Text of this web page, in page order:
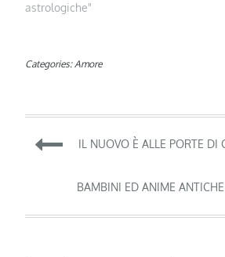
astrologiche"
Categories:Amore
Navigazione
articoli
IL NUOVO È ALLE PORTE DI
BAMBINI ED ANIME ANTICHE